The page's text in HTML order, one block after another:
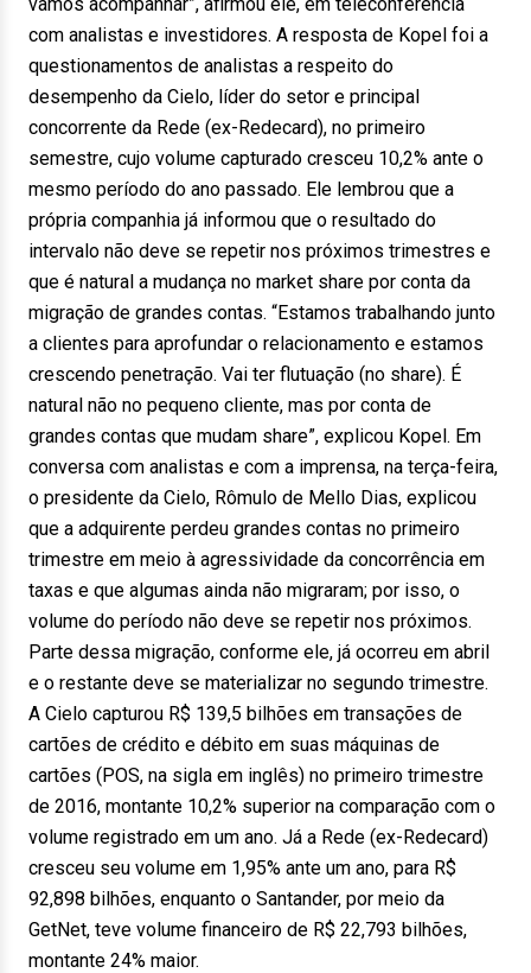
com analistas e investidores. A resposta de Kopel foi a
questionamentos de analistas a respeito do
desempenho da Cielo, líder do setor e principal
concorrente da Rede (ex-Redecard), no primeiro
semestre, cujo volume capturado cresceu 10,2% ante o
mesmo período do ano passado. Ele lembrou que a
própria companhia já informou que o resultado do
intervalo não deve se repetir nos próximos trimestres e
que é natural a mudança no market share por conta da
migração de grandes contas. “Estamos trabalhando junto
a clientes para aprofundar o relacionamento e estamos
crescendo penetração. Vai ter flutuação (no share). É
natural não no pequeno cliente, mas por conta de
grandes contas que mudam share”, explicou Kopel. Em
conversa com analistas e com a imprensa, na terça-feira,
o presidente da Cielo, Rômulo de Mello Dias, explicou
que a adquirente perdeu grandes contas no primeiro
trimestre em meio à agressividade da concorrência em
taxas e que algumas ainda não migraram; por isso, o
volume do período não deve se repetir nos próximos.
Parte dessa migração, conforme ele, já ocorreu em abril
e o restante deve se materializar no segundo trimestre.
A Cielo capturou R$ 139,5 bilhões em transações de
cartões de crédito e débito em suas máquinas de
cartões (POS, na sigla em inglês) no primeiro trimestre
de 2016, montante 10,2% superior na comparação com o
volume registrado em um ano. Já a Rede (ex-Redecard)
cresceu seu volume em 1,95% ante um ano, para R$
92,898 bilhões, enquanto o Santander, por meio da
GetNet, teve volume financeiro de R$ 22,793 bilhões,
montante 24% maior.